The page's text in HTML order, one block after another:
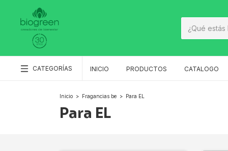
CATEGORÍAS INICIO PRODUCTOS CATALOGO
Inicio > Fragancias be > Para EL
Para EL